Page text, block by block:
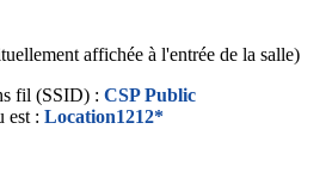
affichée à l'entrée de la salle)
fil (SSID) : CSP Public
est : Location1212*